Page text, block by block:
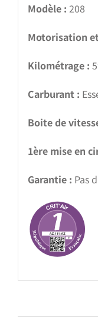
Modèle : 208
Motorisation
Kilométrage :
Carburant :
Boite de
1ère mise en
Garantie : Pas